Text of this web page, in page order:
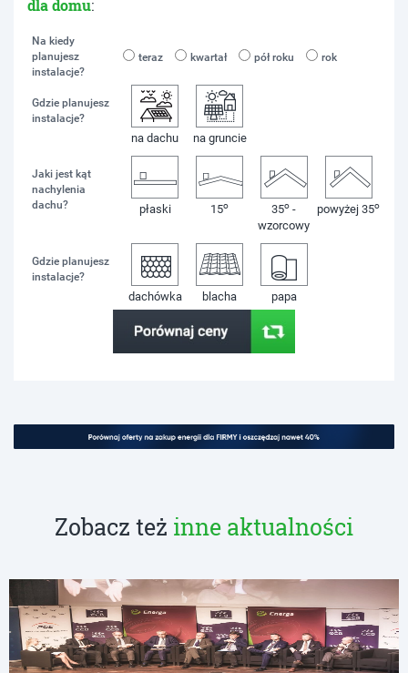
dla domu:
Na kiedy
planujesz
instalacje?
teraz kwartał pół roku rok
Gdzie planujesz
instalacje?
na dachu na gruncie
Jaki jest kąt
nachylenia
dachu?
płaski 15o 35o -
wzorcowy
powyżej 35o
Gdzie planujesz
instalacje?
dachówka blacha papa
Zobacz też inne aktualności